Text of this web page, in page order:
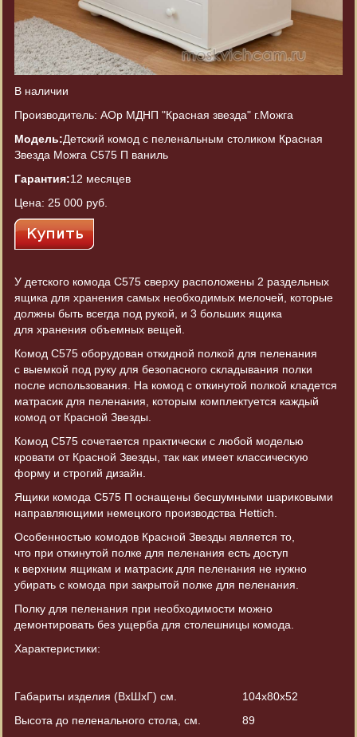
В наличии
Производитель: АОр МДНП "Красная звезда" г.Можга
Модель:Детский комод с пеленальным столиком Красная
Звезда Можга С575 П ваниль
Гарантия:12 месяцев
Цена: 25 000 руб.
У детского комода С575 сверху расположены 2 раздельных
ящика для хранения самых необходимых мелочей, которые
должны быть всегда под рукой, и 3 больших ящика
для хранения объемных вещей.
Комод С575 оборудован откидной полкой для пеленания
с выемкой под руку для безопасного складывания полки
после использования. На комод с откинутой полкой кладется
матрасик для пеленания, которым комплектуется каждый
комод от Красной Звезды.
Комод С575 сочетается практически с любой моделью
кровати от Красной Звезды, так как имеет классическую
форму и строгий дизайн.
Ящики комода С575 П оснащены бесшумными шариковыми
направляющими немецкого производства Hettich.
Особенностью комодов Красной Звезды является то,
что при откинутой полке для пеленания есть доступ
к верхним ящикам и матрасик для пеленания не нужно
убирать с комода при закрытой полке для пеленания.
Полку для пеленания при необходимости можно
демонтировать без ущерба для столешницы комода.
Характеристики:
Габариты изделия (ВхШхГ) см.
104х80х52
Высота до пеленального стола, см.
89